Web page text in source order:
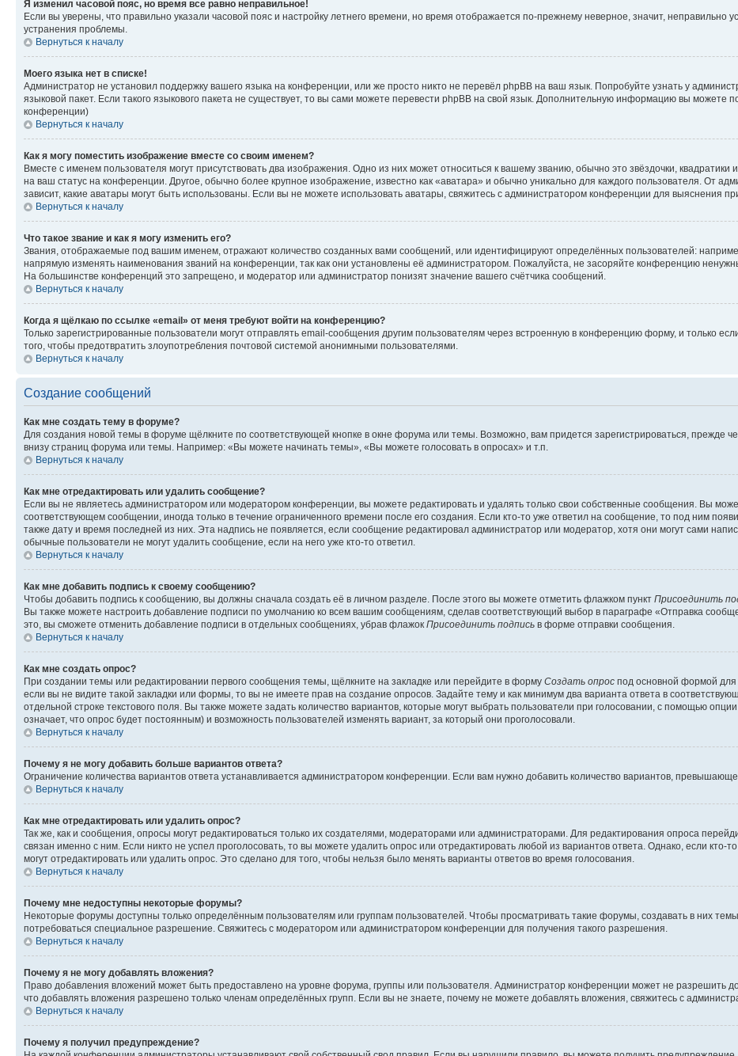
Я изменил часовой пояс, но время все равно неправильное!
Если вы уверены, что правильно указали часовой пояс и настройку летнего времени, но время отображается по-прежнему неверное, значит, неправильно
устранения проблемы.
Вернуться к началу
Моего языка нет в списке!
Администратор не установил поддержку вашего языка на конференции, или же просто никто не перевёл phpBB на ваш язык. Попробуйте узнать у
языковой пакет. Если такого языкового пакета не существует, то вы сами можете перевести phpBB на свой язык. Дополнительную информацию вы можете
конференции)
Вернуться к началу
Как я могу поместить изображение вместе со своим именем?
Вместе с именем пользователя могут присутствовать два изображения. Одно из них может относиться к вашему званию, обычно это звёздочки,
на ваш статус на конференции. Другое, обычно более крупное изображение, известно как «аватара» и обычно уникально для каждого пользователя. От
зависит, какие аватары могут быть использованы. Если вы не можете использовать аватары, свяжитесь с администратором конференции для выяснения
Вернуться к началу
Что такое звание и как я могу изменить его?
Звания, отображаемые под вашим именем, отражают количество созданных вами сообщений, или идентифицируют определённых пользователей:
напрямую изменять наименования званий на конференции, так как они установлены её администратором. Пожалуйста, не засоряйте конференцию
На большинстве конференций это запрещено, и модератор или администратор понизят значение вашего счётчика сообщений.
Вернуться к началу
Когда я щёлкаю по ссылке «email» от меня требуют войти на конференцию?
Только зарегистрированные пользователи могут отправлять email-сообщения другим пользователям через встроенную в конференцию форму, и только
того, чтобы предотвратить злоупотребления почтовой системой анонимными пользователями.
Вернуться к началу
Создание сообщений
Как мне создать тему в форуме?
Для создания новой темы в форуме щёлкните по соответствующей кнопке в окне форума или темы. Возможно, вам придется зарегистрироваться, прежде
внизу страниц форума или темы. Например: «Вы можете начинать темы», «Вы можете голосовать в опросах» и т.п.
Вернуться к началу
Как мне отредактировать или удалить сообщение?
Если вы не являетесь администратором или модератором конференции, вы можете редактировать и удалять только свои собственные сообщения. Вы
соответствующем сообщении, иногда только в течение ограниченного времени после его создания. Если кто-то уже ответил на сообщение, то под ним
также дату и время последней из них. Эта надпись не появляется, если сообщение редактировал администратор или модератор, хотя они могут сами
обычные пользователи не могут удалить сообщение, если на него уже кто-то ответил.
Вернуться к началу
Как мне добавить подпись к своему сообщению?
Чтобы добавить подпись к сообщению, вы должны сначала создать её в личном разделе. После этого вы можете отметить флажком пункт Присоединить
Вы также можете настроить добавление подписи по умолчанию ко всем вашим сообщениям, сделав соответствующий выбор в параграфе «Отправка
это, вы сможете отменить добавление подписи в отдельных сообщениях, убрав флажок Присоединить подпись в форме отправки сообщения.
Вернуться к началу
Как мне создать опрос?
При создании темы или редактировании первого сообщения темы, щёлкните на закладке или перейдите в форму Создать опрос под основной формой для
если вы не видите такой закладки или формы, то вы не имеете прав на создание опросов. Задайте тему и как минимум два варианта ответа в
отдельной строке текстового поля. Вы также можете задать количество вариантов, которые могут выбрать пользователи при голосовании, с помощью
означает, что опрос будет постоянным) и возможность пользователей изменять вариант, за который они проголосовали.
Вернуться к началу
Почему я не могу добавить больше вариантов ответа?
Ограничение количества вариантов ответа устанавливается администратором конференции. Если вам нужно добавить количество вариантов,
Вернуться к началу
Как мне отредактировать или удалить опрос?
Так же, как и сообщения, опросы могут редактироваться только их создателями, модераторами или администраторами. Для редактирования опроса
связан именно с ним. Если никто не успел проголосовать, то вы можете удалить опрос или отредактировать любой из вариантов ответа. Однако, если
могут отредактировать или удалить опрос. Это сделано для того, чтобы нельзя было менять варианты ответов во время голосования.
Вернуться к началу
Почему мне недоступны некоторые форумы?
Некоторые форумы доступны только определённым пользователям или группам пользователей. Чтобы просматривать такие форумы, создавать в них
потребоваться специальное разрешение. Свяжитесь с модератором или администратором конференции для получения такого разрешения.
Вернуться к началу
Почему я не могу добавлять вложения?
Право добавления вложений может быть предоставлено на уровне форума, группы или пользователя. Администратор конференции может не разрешить
что добавлять вложения разрешено только членам определённых групп. Если вы не знаете, почему не можете добавлять вложения, свяжитесь с
Вернуться к началу
Почему я получил предупреждение?